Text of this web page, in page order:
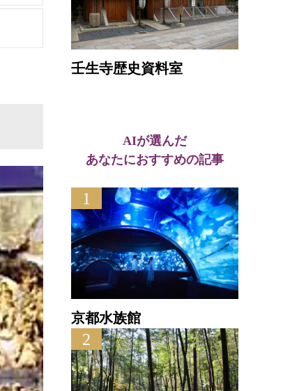
壬生寺歴史資料室
AIが選んだ
あなたにおすすめの記事
1
京都水族館
2